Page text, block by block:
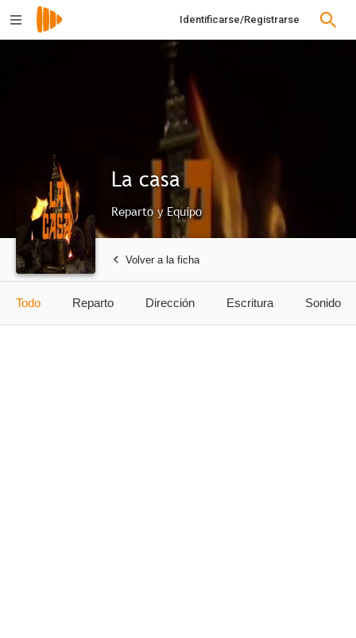
Identificarse/Registrarse
La casa
Reparto y Equipo
Volver a la ficha
Todo Reparto Dirección Escritura Sonido